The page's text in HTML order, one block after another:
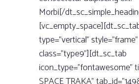
Morbi[/
type=”vertical” style=”frame”
class=”type9”][dt_sc_tab
icon_type=”fontawesome”